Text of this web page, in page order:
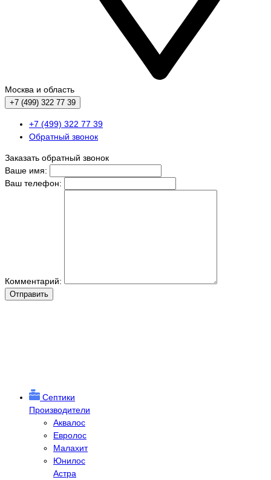
Москва и область
+7 (499) 322 77 39
+7 (499) 322 77 39
Обратный звонок
Заказать обратный звонок
Ваше имя:
Ваш телефон:
Комментарий:
Отправить
Септики
Производители
Аквалос
Евролос
Малахит
Юнилос
Астра